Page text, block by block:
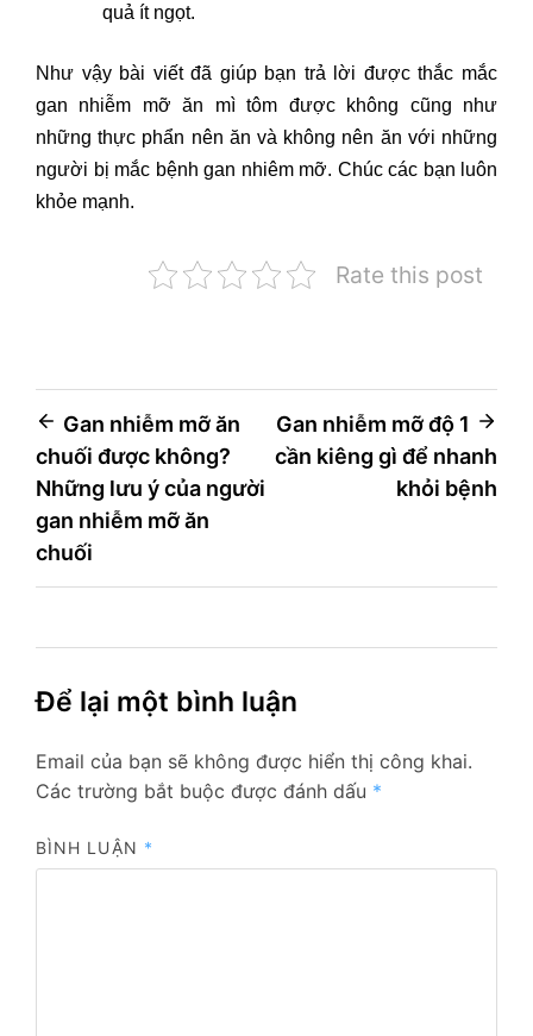
quả ít ngọt.
Như vậy bài viết đã giúp bạn trả lời được thắc mắc
gan nhiễm mỡ ăn mì tôm được không cũng như
những thực phẩn nên ăn và không nên ăn với những
người bị mắc bệnh gan nhiêm mỡ. Chúc các bạn luôn
khỏe mạnh.
Rate this post
Điều
hướng
bài
viết
Gan nhiễm mỡ ăn
chuối được không?
Những lưu ý của người
gan nhiễm mỡ ăn
chuối
Gan nhiễm mỡ độ 1
cần kiêng gì để nhanh
khỏi bệnh
Để lại một bình luận
Email của bạn sẽ không được hiển thị công khai.
Các trường bắt buộc được đánh dấu *
BÌNH LUẬN *